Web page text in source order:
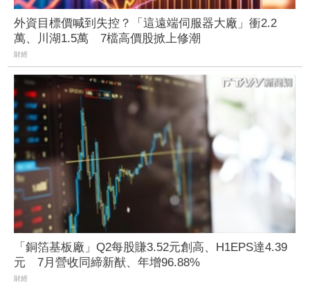
外資目標價喊到失控？「這遠端伺服器大廠」衝2.2
萬、川湖1.5萬 7檔高價股掀上修潮
財經
「銅箔基板廠」Q2每股賺3.52元創高、H1EPS達4.39
元 7月營收同締新猷、年增96.88%
財經